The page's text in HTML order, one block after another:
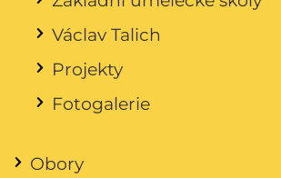
Václav Talich
Projekty
Fotogalerie
Obory